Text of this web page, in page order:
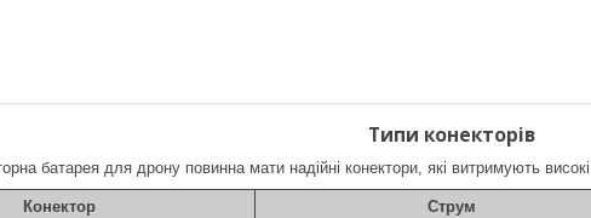
Типи конекторів
батарея для дрону повинна мати надійні конектори, які витримують
Конектор Струм